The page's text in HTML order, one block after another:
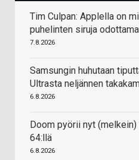
Tim Culpan: Applella on
puhelinten siruja
7.8.2026
Samsungin huhutaan
Ultrasta neljännen
6.8.2026
Doom pyörii nyt
64:llä
6.8.2026